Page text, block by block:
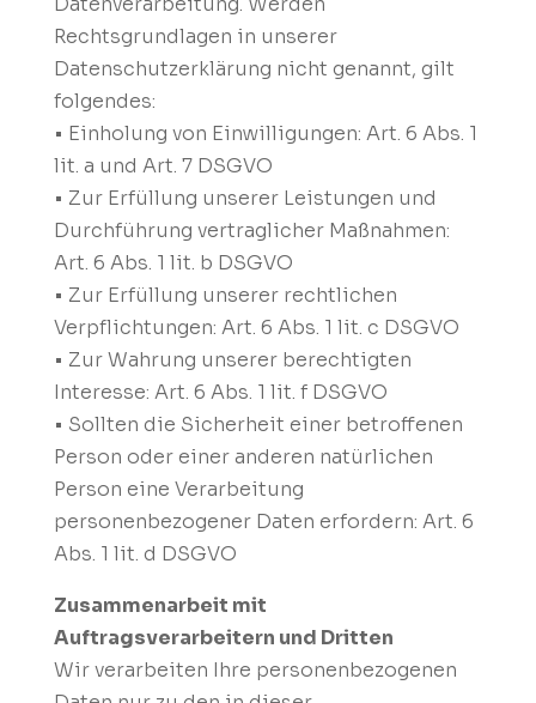
Rechtsgrundlagen in unserer
Datenschutzerklärung nicht genannt, gilt
folgendes:
• Einholung von Einwilligungen: Art. 6 Abs. 1
lit. a und Art. 7 DSGVO
• Zur Erfüllung unserer Leistungen und
Durchführung vertraglicher Maßnahmen:
Art. 6 Abs. 1 lit. b DSGVO
• Zur Erfüllung unserer rechtlichen
Verpflichtungen: Art. 6 Abs. 1 lit. c DSGVO
• Zur Wahrung unserer berechtigten
Interesse: Art. 6 Abs. 1 lit. f DSGVO
• Sollten die Sicherheit einer betroffenen
Person oder einer anderen natürlichen
Person eine Verarbeitung
personenbezogener Daten erfordern: Art. 6
Abs. 1 lit. d DSGVO
Zusammenarbeit mit
Auftragsverarbeitern und Dritten
Wir verarbeiten Ihre personenbezogenen